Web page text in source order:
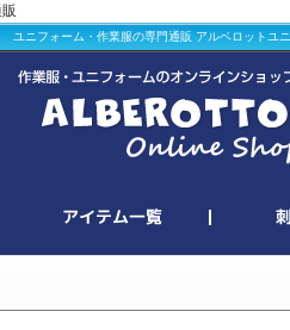
ユニフォーム・作業服の専門通販 アルベロットユニ